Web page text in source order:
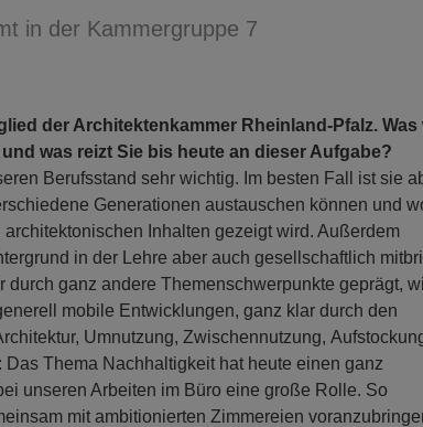
in der Kammergruppe 7
der Architektenkammer Rheinland-Pfalz. Was
was reizt Sie bis heute an dieser Aufgabe?
Berufsstand sehr wichtig. Im besten Fall ist sie
Generationen austauschen können und
Inhalten gezeigt wird. Außerdem
in der Lehre aber auch gesellschaftlich
ganz andere Themenschwerpunkte geprägt,
mobile Entwicklungen, ganz klar durch den
Umnutzung, Zwischennutzung,
Thema Nachhaltigkeit hat heute einen ganz
unseren Arbeiten im Büro eine große Rolle. So
mit ambitionierten Zimmereien